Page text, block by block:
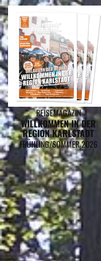
REISEMAGAZIN
WILLKOMMEN IN DER
REGION KARLSTADT
FRÜHLING/SOMMER 2026
ALZENAU